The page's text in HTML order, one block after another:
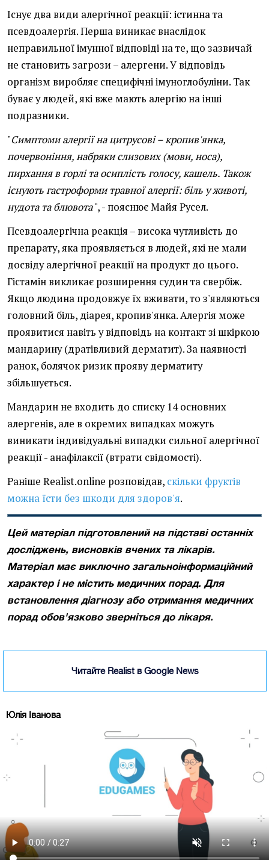
Існує два види алергічної реакції: істинна та
псевдоалергія. Перша виникає внаслідок
неправильної імунної відповіді на те, що зазвичай
не становить загрози – алергени. У відповідь
організм виробляє специфічні імуноглобуліни. Так
буває у людей, які вже мають алергію на інші
подразники.
"Симптоми алергії на цитрусові – кропив'янка,
почервоніння, набряки слизових (мови, носа),
пирхання в горлі та осиплість голосу, кашель. Також
існують гастроформи травної алергії: біль у животі,
нудота та блювота", - пояснює Майя Русел.
Псевдоалергічна реакція – висока чутливість до
препарату, яка проявляється в людей, які не мали
досвіду алергічної реакції на продукт до цього.
Гістамін викликає розширення судин та свербіж.
Якщо людина продовжує їх вживати, то з'являються
головний біль, діарея, кропив'янка. Алергія може
проявитися навіть у відповідь на контакт зі шкіркою
мандарину (дратівливий дерматит). За наявності
ранок, болячок ризик прояву дерматиту
збільшується.
Мандарин не входить до списку 14 основних
алергенів, але в окремих випадках можуть
виникати індивідуальні випадки сильної алергічної
реакції - анафілаксії (втрати свідомості).
Раніше Realist.online розповідав, скільки фруктів
можна їсти без шкоди для здоров'я.
Цей матеріал підготовлений на підставі останніх
досліджень, висновків вчених та лікарів.
Матеріал має виключно загальноінформаційний
характер і не містить медичних порад. Для
встановлення діагнозу або отримання медичних
порад обов'язково зверніться до лікаря.
Читайте Realist в Google News
Юлія Іванова